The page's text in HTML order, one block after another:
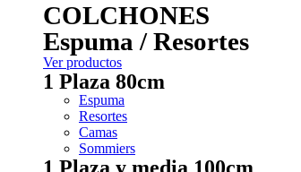
COLCHONES
Espuma / Resortes
Ver productos
1 Plaza 80cm
Espuma
Resortes
Camas
Sommiers